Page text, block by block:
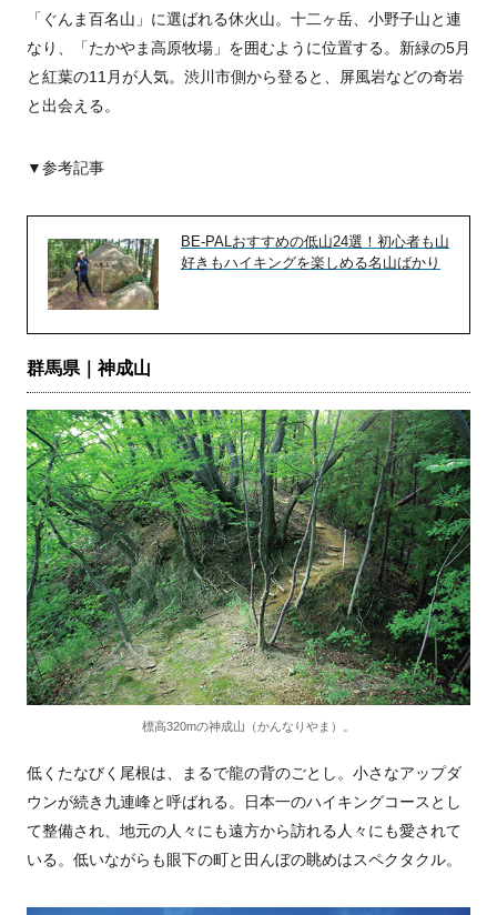
「ぐんま百名山」に選ばれる休火山。十二ヶ岳、小野子山と連
なり、「たかやま高原牧場」を囲むように位置する。新緑の5月
と紅葉の11月が人気。渋川市側から登ると、屏風岩などの奇岩
と出会える。
▼参考記事
BE-PALおすすめの低山24選！初心者も山
好きもハイキングを楽しめる名山ばかり
群馬県｜神成山
標高320mの神成山（かんなりやま）。
低くたなびく尾根は、まるで龍の背のごとし。小さなアップダ
ウンが続き九連峰と呼ばれる。日本一のハイキングコースとし
て整備され、地元の人々にも遠方から訪れる人々にも愛されて
いる。低いながらも眼下の町と田んぼの眺めはスペクタクル。